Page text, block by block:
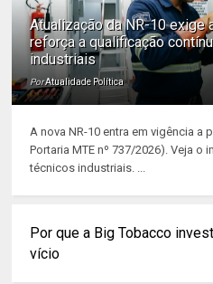
Atualização da NR-10 exige
reforça a qualificação
industriais
PorAtualidade Política
A nova NR-10 entra em vigência a
Portaria MTE nº 737/2026). Veja
técnicos industriais. ...
Por que a Big Tobacco
vício